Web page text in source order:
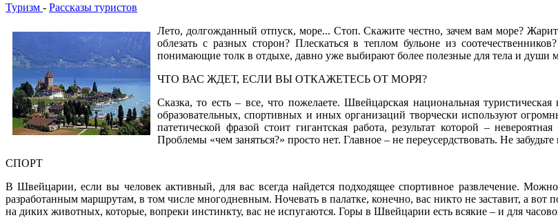
Туризм - Рассказы туристов
Лето, долгожданный отпуск, море... Стоп. Скажите честно, зачем вам море?
облезать с разных сторон? Плескаться в теплом бульоне из
понимающие толк в отдыхе, давно уже выбирают более полезные для тела и
ЧТО ВАС ЖДЕТ, ЕСЛИ ВЫ ОТКАЖЕТЕСЬ ОТ МОРЯ?
Сказка, то есть – все, что пожелаете. Швейцарская национальная
образовательных, спортивных и иных организаций творчески используют
патетической фразой стоит гигантская работа, результат которой –
Проблемы «чем заняться?» просто нет. Главное – не переусердствовать. Не забудьте
СПОРТ
В Швейцарии, если вы человек активный, для вас всегда найдется подходящее спортивное развлечение.
разработанным маршрутам, в том числе многодневным. Ночевать в палатке, конечно, вас никто не заставит, а
на диких животных, которые, вопреки инстинкту, вас не испугаются. Горы в Швейцарии есть всякие – и для